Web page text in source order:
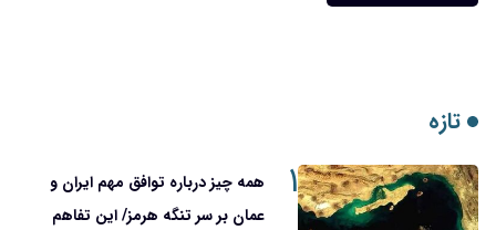
تازه
۱
همه چیز درباره توافق مهم ایران و
عمان بر سر تنگه هرمز/ این تفاهم